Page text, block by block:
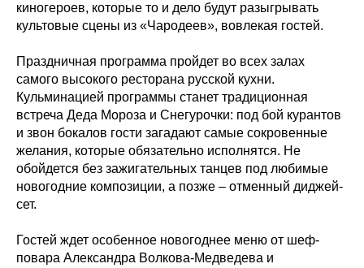
киногероев, которые то и дело будут разыгрывать
культовые сцены из «Чародеев», вовлекая гостей.
Праздничная программа пройдет во всех залах
самого высокого ресторана русской кухни.
Кульминацией программы станет традиционная
встреча Деда Мороза и Снегурочки: под бой курантов
и звон бокалов гости загадают самые сокровенные
желания, которые обязательно исполнятся. Не
обойдется без зажигательных танцев под любимые
новогодние композиции, а позже – отменный диджей-
сет. ⁠
Гостей ждет особенное новогоднее меню от шеф-
повара Александра Волкова-Медведева и